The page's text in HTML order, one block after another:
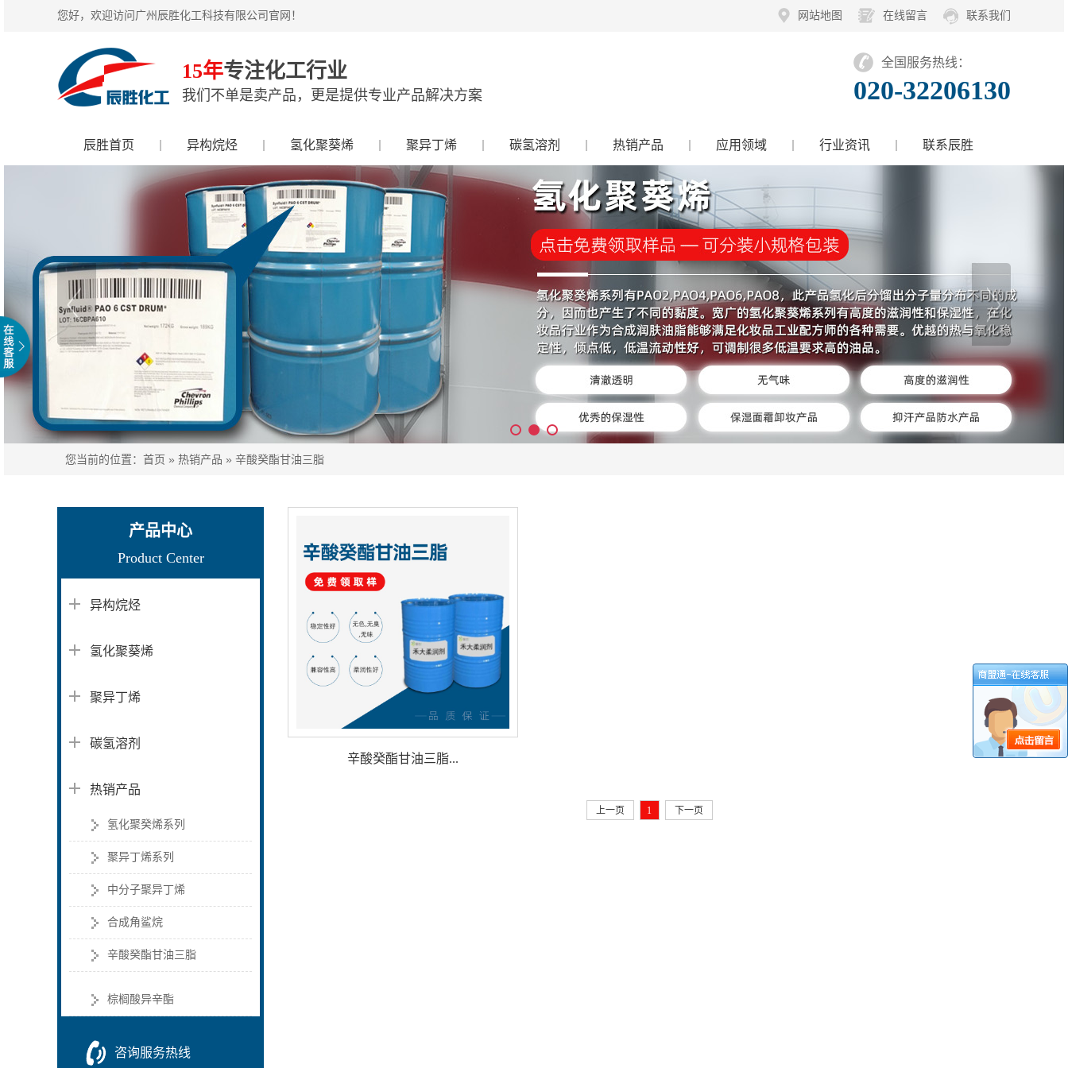
您好，欢迎访问广州辰胜化工科技有限公司官网！ 网站地图 在线留言 联系我们
15年专注化工行业
我们不单是卖产品，更是提供专业产品解决方案
全国服务热线：
020-32206130
辰胜首页 异构烷烃 氢化聚葵烯 聚异丁烯 碳氢溶剂 热销产品 应用领域 行业资讯 联系辰胜
您当前的位置： 首页 » 热销产品 » 辛酸癸酯甘油三脂
产品中心
Product Center
异构烷烃
氢化聚葵烯
聚异丁烯
碳氢溶剂
热销产品
氢化聚癸烯系列
聚异丁烯系列
中分子聚异丁烯
合成角鲨烷
辛酸癸酯甘油三脂
棕榈酸异辛酯
咨询服务热线
辛酸癸酯甘油三脂...
上一页 1 下一页